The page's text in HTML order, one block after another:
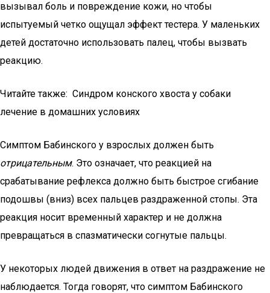
вызывал боль и повреждение кожи, но чтобы
испытуемый четко ощущал эффект тестера. У маленьких
детей достаточно использовать палец, чтобы вызвать
реакцию.
Читайте также: Синдром конского хвоста у собаки
лечение в домашних условиях
Симптом Бабинского у взрослых должен быть
отрицательным. Это означает, что реакцией на
срабатывание рефлекса должно быть быстрое сгибание
подошвы (вниз) всех пальцев раздраженной стопы. Эта
реакция носит временный характер и не должна
превращаться в спазматически согнутые пальцы.
У некоторых людей движения в ответ на раздражение не
наблюдается. Тогда говорят, что симптом Бабинского